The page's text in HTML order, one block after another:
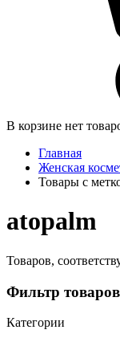
В корзине нет
Главная
Женская
Товары с
atopalm
Товаров,
Фильтр товаров
Категории